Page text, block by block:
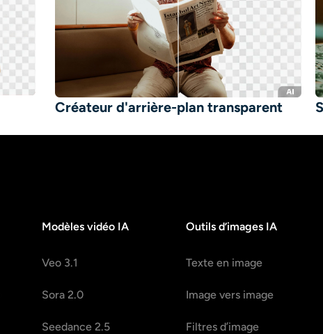
Créateur d'arrière-plan transparent
Modèles vidéo IA
Veo 3.1
Sora 2.0
Seedance 2.5
Outils d’images IA
Texte en image
Image vers image
Filtres d’image